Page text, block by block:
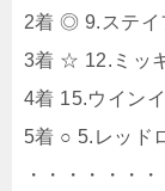
2着 ◎ 9.ステイ
3着 ☆ 12.ミッ
4着 15.ウイン
5着 ○ 5.レッド
・・・・・・